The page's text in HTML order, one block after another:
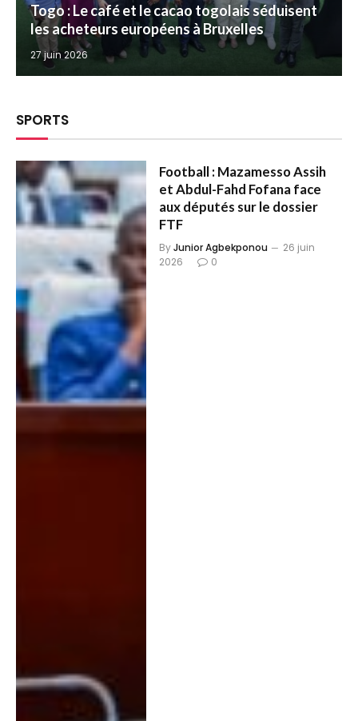
Togo : Le café et le cacao togolais séduisent
les acheteurs européens à Bruxelles
27 juin 2026
SPORTS
Football : Mazamesso Assih
et Abdul-Fahd Fofana face
aux députés sur le dossier
FTF
ByJunior Agbekponou
26 juin
2026
0